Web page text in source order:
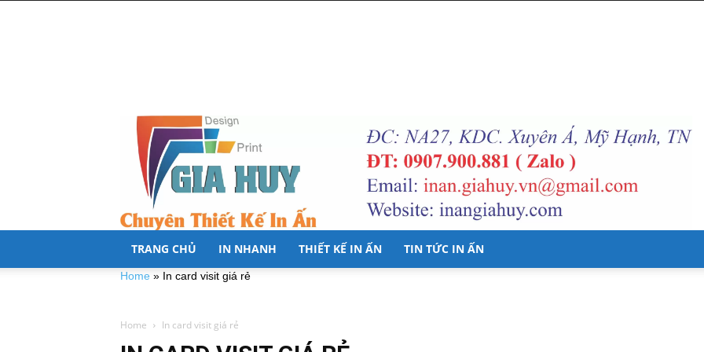
TRANG CHỦ IN NHANH THIẾT KẾ IN ẤN TIN TỨC IN ẤN
Home » In card visit giá rẻ
Home In card visit giá rẻ